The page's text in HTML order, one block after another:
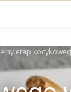
etap